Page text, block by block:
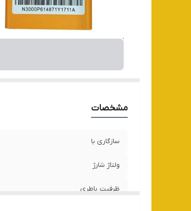
مشخصات
سازگاری با
ولتاژ شارژ
ظرفیت باطری